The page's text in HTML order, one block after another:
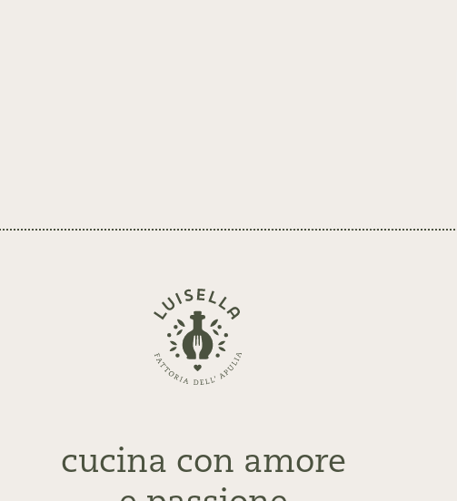
Zurück
zur
Startseite
cucina con amore